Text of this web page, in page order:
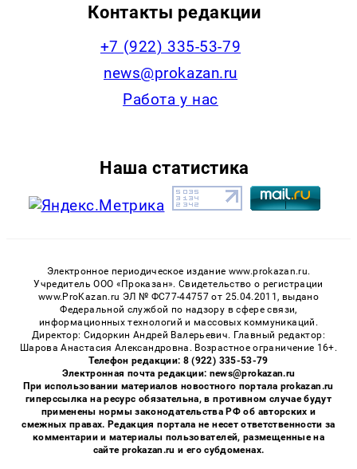
Контакты редакции
+7 (922) 335-53-79
news@prokazan.ru
Работа у нас
Наша статистика
Электронное периодическое издание www.prokazan.ru.
Учредитель ООО «Проказан». Cвидетельство о регистрации
www.ProKazan.ru ЭЛ № ФС77-44757 от 25.04.2011, выдано
Федеральной службой по надзору в сфере связи,
информационных технологий и массовых коммуникаций.
Директор: Сидоркин Андрей Валерьевич. Главный редактор:
Шарова Анастасия Александровна. Возрастное ограничение 16+.
Телефон редакции: 8 (922) 335-53-79
Электронная почта редакции: news@prokazan.ru
При использовании материалов новостного портала prokazan.ru
гиперссылка на ресурс обязательна, в противном случае будут
применены нормы законодательства РФ об авторских и
смежных правах. Редакция портала не несет ответственности за
комментарии и материалы пользователей, размещенные на
сайте prokazan.ru и его субдоменах.